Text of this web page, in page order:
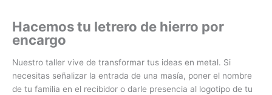
Hacemos tu letrero de hierro por
encargo
Nuestro taller vive de transformar tus ideas en metal. Si
necesitas señalizar la entrada de una masía, poner el nombre
de tu familia en el recibidor o darle presencia al logotipo de tu